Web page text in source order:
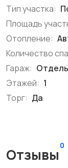
Тип участка:
Площадь
Отопление:
Количество
Гараж:
Этажей: 1
Торг: Да
Отзывы
0